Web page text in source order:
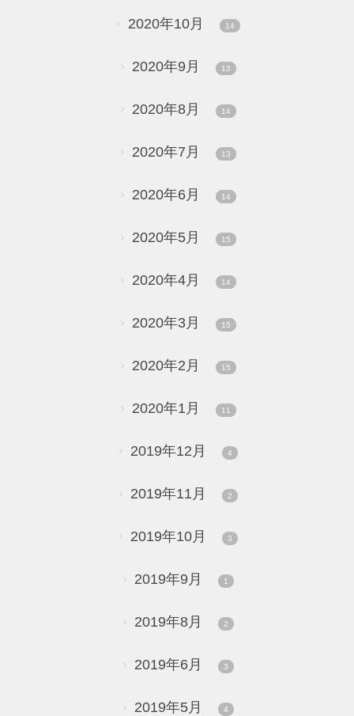
2020年10月 14
2020年9月 13
2020年8月 14
2020年7月 13
2020年6月 14
2020年5月 15
2020年4月 14
2020年3月 15
2020年2月 15
2020年1月 11
2019年12月 4
2019年11月 2
2019年10月 3
2019年9月 1
2019年8月 2
2019年6月 3
2019年5月 4